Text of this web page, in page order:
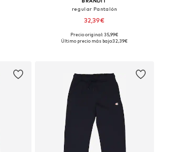
regular Pantalón
32,39€
Disponible en muchas tallas
Precio original: 35,99€
Último precio más bajo:32,39€